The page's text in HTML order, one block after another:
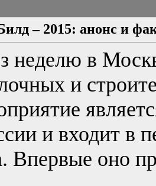
– 2015: анонс и
неделю в
и
и входит в
Впервые оно